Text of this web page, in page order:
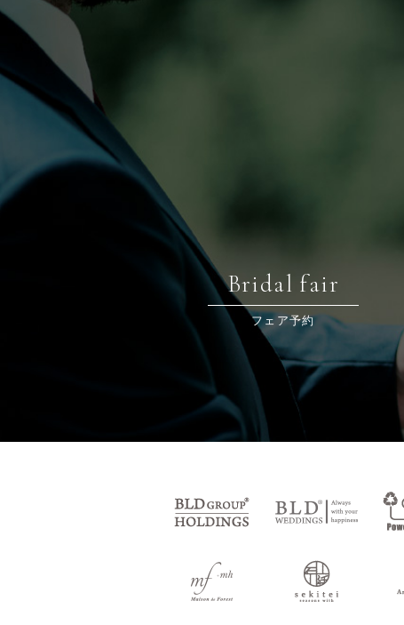
Bridal fair
フェア予約